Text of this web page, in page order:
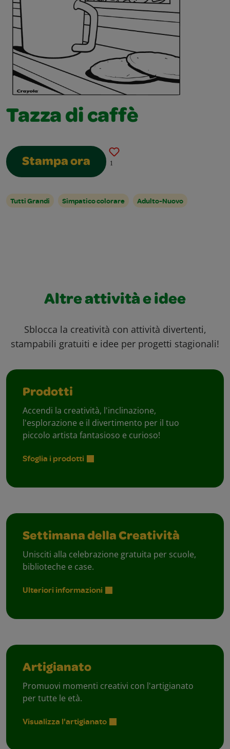
Tazza di caffè
Stampa ora 1
Tutti Grandi Simpatico colorare Adulto-Nuovo
Altre attività e idee
Sblocca la creatività con attività divertenti,
stampabili gratuiti e idee per progetti stagionali!
Prodotti
Accendi la creatività, l'inclinazione,
l'esplorazione e il divertimento per il tuo
piccolo artista fantasioso e curioso!
Sfoglia i prodotti
Settimana della Creatività
Unisciti alla celebrazione gratuita per scuole,
biblioteche e case.
Ulteriori informazioni
Artigianato
Promuovi momenti creativi con l'artigianato
per tutte le età.
Visualizza l'artigianato